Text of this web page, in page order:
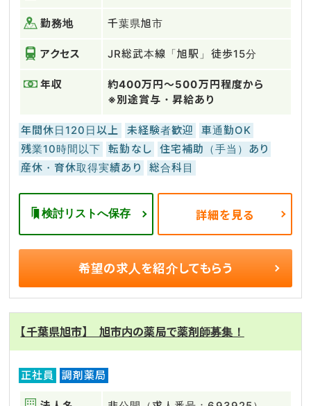
勤務地 千葉県旭市
アクセス JR総武本線「旭駅」徒歩15分
年収
約400万円～500万円程度から
※別途賞与・昇給あり
年間休日120日以上 未経験者歓迎
車通勤OK
残業10時間以下
転勤なし
住宅補助（手当）あり
産休・育休取得実績あり
総合科目
検討リストへ保存 詳細を見る
希望の求人を紹介してもらう
【千葉県旭市】 旭市内の薬局で薬剤師募集！
正社員 調剤薬局